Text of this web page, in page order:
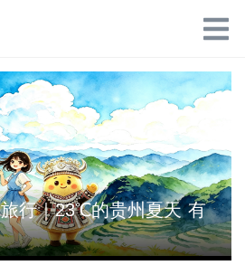
行｜23℃的贵州夏天 有